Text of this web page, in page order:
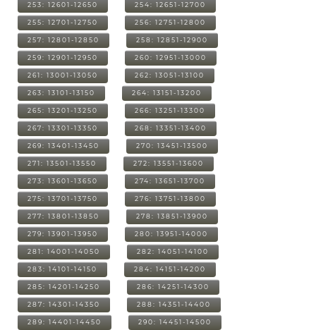
253: 12601-12650 254: 12651-12700
255: 12701-12750 256: 12751-12800
257: 12801-12850 258: 12851-12900
259: 12901-12950 260: 12951-13000
261: 13001-13050 262: 13051-13100
263: 13101-13150 264: 13151-13200
265: 13201-13250 266: 13251-13300
267: 13301-13350 268: 13351-13400
269: 13401-13450 270: 13451-13500
271: 13501-13550 272: 13551-13600
273: 13601-13650 274: 13651-13700
275: 13701-13750 276: 13751-13800
277: 13801-13850 278: 13851-13900
279: 13901-13950 280: 13951-14000
281: 14001-14050 282: 14051-14100
283: 14101-14150 284: 14151-14200
285: 14201-14250 286: 14251-14300
287: 14301-14350 288: 14351-14400
289: 14401-14450 290: 14451-14500